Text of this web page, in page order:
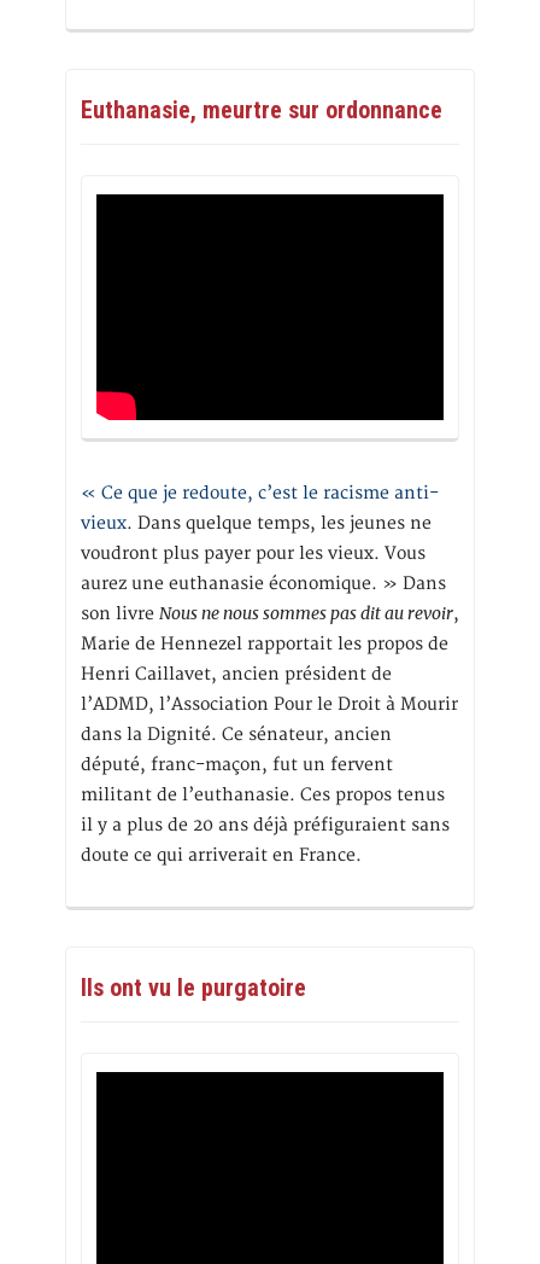
Euthanasie, meurtre sur ordonnance
« Ce que je redoute, c’est le racisme anti-
vieux. Dans quelque temps, les jeunes ne
voudront plus payer pour les vieux. Vous
aurez une euthanasie économique. » Dans
son livre Nous ne nous sommes pas dit au revoir,
Marie de Hennezel rapportait les propos de
Henri Caillavet, ancien président de
l’ADMD, l’Association Pour le Droit à Mourir
dans la Dignité. Ce sénateur, ancien
député, franc-maçon, fut un fervent
militant de l’euthanasie. Ces propos tenus
il y a plus de 20 ans déjà préfiguraient sans
doute ce qui arriverait en France.
Ils ont vu le purgatoire